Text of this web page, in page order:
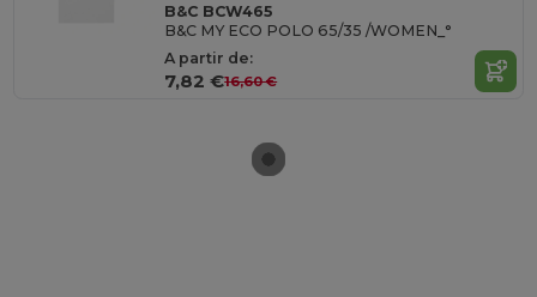
B&C BCW465
B&C MY ECO POLO 65/35 /WOMEN_°
A partir de:
7,82 €16,60 €